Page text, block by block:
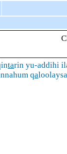
tarin yu-addihi
qa